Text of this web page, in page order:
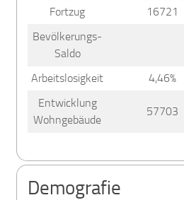
Fortzug
16721
Bevölkerungs-
Saldo
Arbeitslosigkeit
4,46%
Entwicklung
Wohngebäude
57703
Demografie